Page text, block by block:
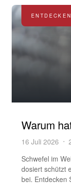
ENTDECKEN
Warum
16 Juli 2026
Schwefel im
dosiert schützt
bei. Entdecken